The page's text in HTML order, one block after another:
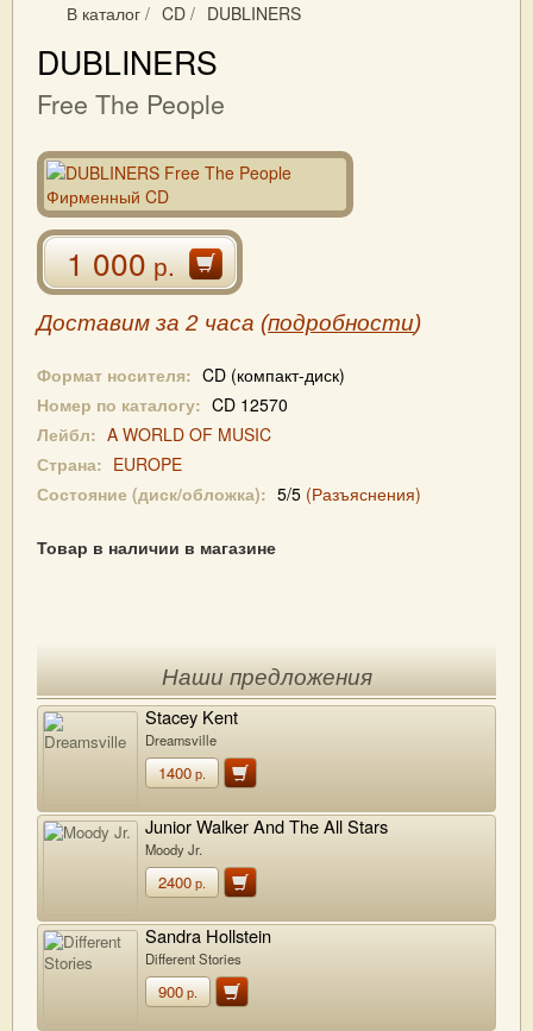
В каталог / CD / DUBLINERS
DUBLINERS
Free The People
1 000р.
Доставим за 2 часа (подробности)
Формат носителя: CD (компакт-диск)
Номер по каталогу: CD 12570
Лейбл: A WORLD OF MUSIC
Страна: EUROPE
Состояние (диск/обложка): 5/5 (Разъяснения)
Товар в наличии в магазине
Наши предложения
Stacey Kent
Dreamsville
1400р.
Junior Walker And The All Stars
Moody Jr.
2400р.
Sandra Hollstein
Different Stories
900р.